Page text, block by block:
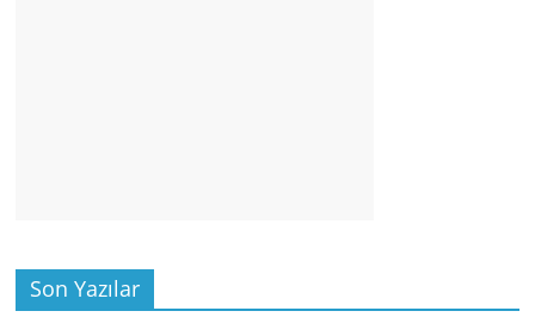
Son Yazılar